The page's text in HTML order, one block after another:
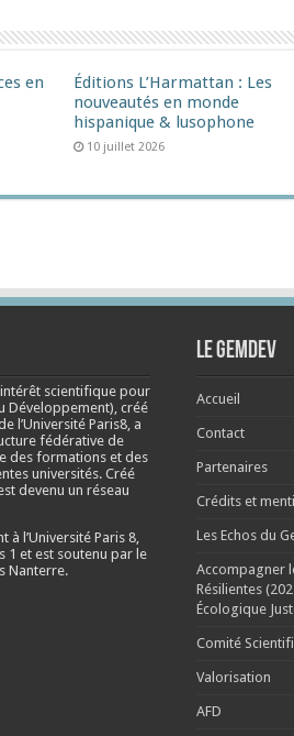
en
Éditions L’Harmattan : Les
nouveautés en monde
hispanique & lusophone
10 juillet 2026
scientifique pour
Développement), créé
l’Université Paris8, a
fédérative de
des formations et des
universités. Créé
devenu un réseau
l’Université Paris 8,
1 et est soutenu par le
Nanterre.
Le Gemdev
Accueil
Contact
Partenaires
Crédits et
Les Echos du
Accompagner
Résilientes
Écologique
Comité
Valorisation
AFD